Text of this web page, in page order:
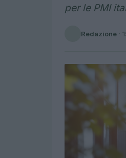
per le PMI
Redazione ·